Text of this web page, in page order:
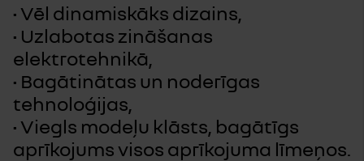
• Vēl dinamiskāks dizains,
• Uzlabotas zināšanas
elektrotehnikā,
• Bagātinātas un noderīgas
tehnoloģijas,
• Viegls modeļu klāsts, bagātīgs
aprīkojums visos aprīkojuma līmeņos.